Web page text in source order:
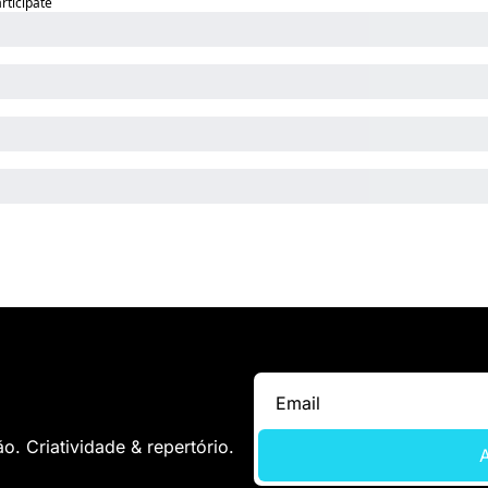
Criatividade & repertório.